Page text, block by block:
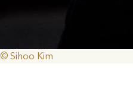
© Sihoo Kim